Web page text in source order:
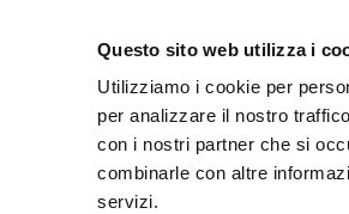
Questo sito web utilizza i
Utilizziamo i cookie per
per analizzare il nostro
con i nostri partner che si
combinarle con altre
servizi.
Provincia di Modena